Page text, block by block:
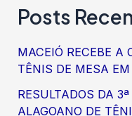
Posts
MACEIÓ RECEBE A
TÊNIS DE MESA EM
RESULTADOS DA
ALAGOANO DE